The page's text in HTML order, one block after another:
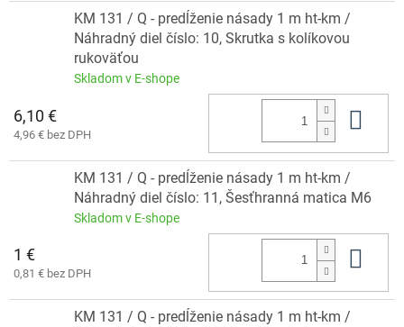
KM 131 / Q - predĺženie násady 1 m ht-km /
Náhradný diel číslo: 10, Skrutka s kolíkovou
rukoväťou
Skladom v E-shope
6,10 €
4,96 € bez DPH
KM 131 / Q - predĺženie násady 1 m ht-km /
Náhradný diel číslo: 11, Šesťhranná matica M6
Skladom v E-shope
1 €
0,81 € bez DPH
KM 131 / Q - predĺženie násady 1 m ht-km /